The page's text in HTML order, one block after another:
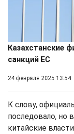
Казахстанские
санкций ЕС
24 февраля 2025 13:54
К слову,
последовало, но
китайские